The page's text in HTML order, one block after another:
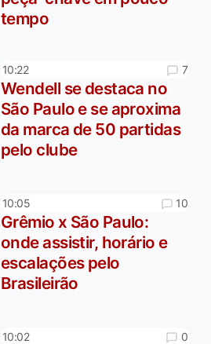
tempo
10:22 7
Wendell se destaca no
São Paulo e se aproxima
da marca de 50 partidas
pelo clube
10:05 10
Grêmio x São Paulo:
onde assistir, horário e
escalações pelo
Brasileirão
10:02 0